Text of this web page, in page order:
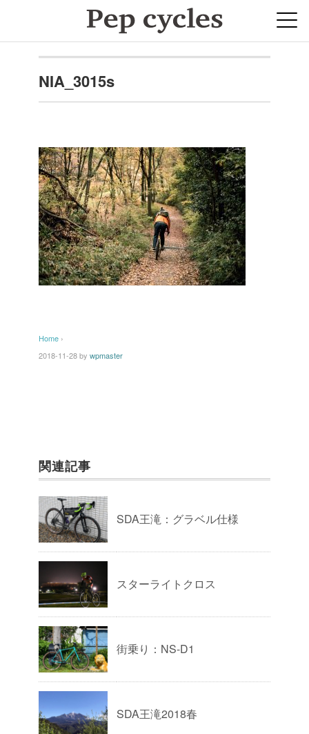
NIA_3015s
Home ›
2018-11-28by wpmaster
関連記事
SDA王滝：グラベル仕様
スターライトクロス
街乗り：NS-D1
SDA王滝2018春